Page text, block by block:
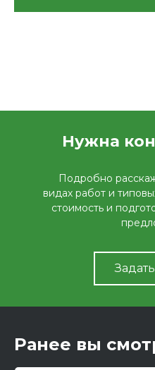
Нужна
Подробно
видах работ и
стоимость и
Ранее вы